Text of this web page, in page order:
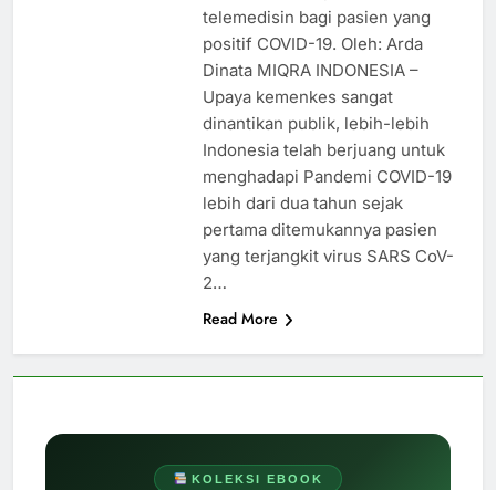
KOLEKSI EBOOK
telemedisin bagi pasien yang
positif COVID-19. Oleh: Arda
Dinata MIQRA INDONESIA –
Upaya kemenkes sangat
dinantikan publik, lebih-lebih
Indonesia telah berjuang untuk
menghadapi Pandemi COVID-19
lebih dari dua tahun sejak
pertama ditemukannya pasien
yang terjangkit virus SARS CoV-
2…
Read More